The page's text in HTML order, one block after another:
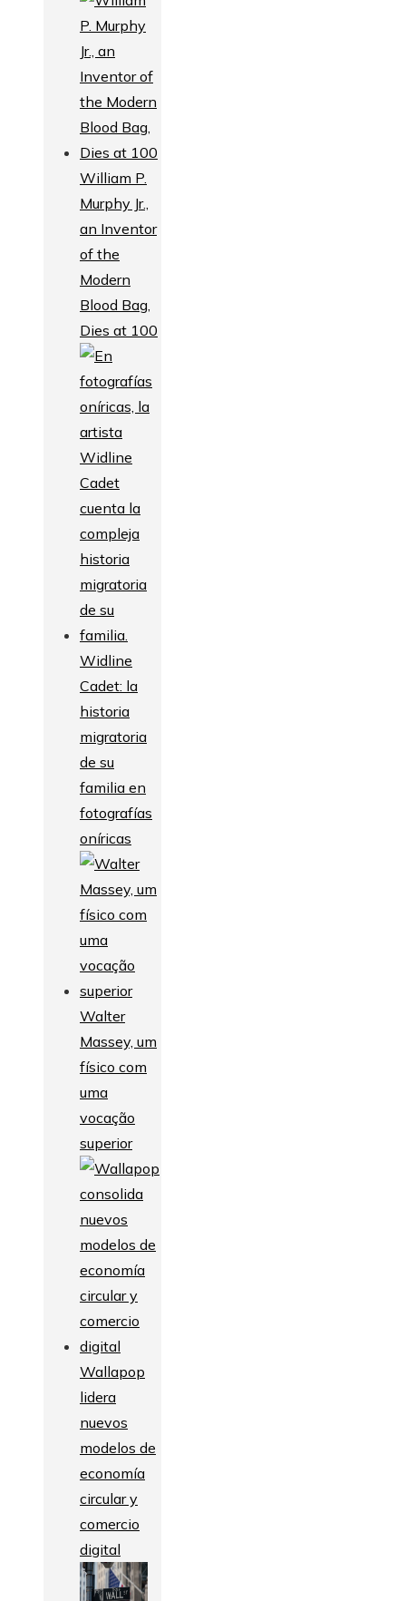
William P.
Murphy Jr.,
an Inventor
of the
Modern
Blood Bag,
Dies at 100
Widline
Cadet: la
historia
migratoria
de su
familia en
fotografías
oníricas
Walter
Massey, um
físico com
uma
vocação
superior
Wallapop
lidera
nuevos
modelos de
economía
circular y
comercio
digital